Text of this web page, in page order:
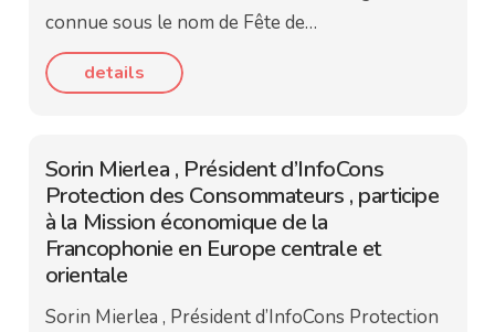
connue sous le nom de Fête de…
details
Sorin Mierlea , Président d’InfoCons
Protection des Consommateurs , participe
à la Mission économique de la
Francophonie en Europe centrale et
orientale
Sorin Mierlea , Président d’InfoCons Protection